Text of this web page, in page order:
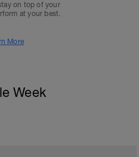
on top of your
at your best.
More
Week